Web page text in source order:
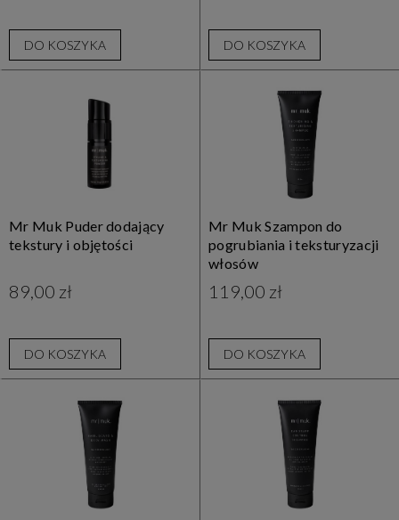
DO KOSZYKA DO KOSZYKA
Mr Muk Puder dodający
tekstury i objętości
89,00 zł
DO KOSZYKA
Mr Muk Szampon do
pogrubiania i teksturyzacji
włosów
119,00 zł
DO KOSZYKA